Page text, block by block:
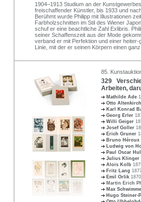
1904–1913 Studium an der
freischaffender Künstler, bis 1933 und
Berühmt wurde Philipp mit Illustrationen
Farbholzschnitten im Stil des Wiener
schuf er eine beachtliche Zahl Exlibris.
seiner Schaffenszeit aus der Mode
verband er mit Perfektion und einer
Linie, mit der er seinen Körpern einen
85.
329
Arbeiten,
Mathilde Ade
Otto
Karl Konrad
Georg Erler
Willi Geiger
Josef Goller
Erich Gruner
Bruno Héroux
Ludwig von
Paul Oscar
Julius Klinger
Alois Kolb
Fritz Lang
Emil Orlik
Martin Erich
Max
Hugo Steiner-